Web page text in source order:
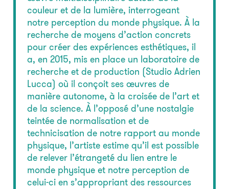
couleur et de la lumière, interrogeant
notre perception du monde physique. À la
recherche de moyens d’action concrets
pour créer des expériences esthétiques, il
a, en 2015, mis en place un laboratoire de
recherche et de production (Studio Adrien
Lucca) où il conçoit ses œuvres de
manière autonome, à la croisée de l’art et
de la science. À l’opposé d’une nostalgie
teintée de normalisation et de
technicisation de notre rapport au monde
physique, l’artiste estime qu’il est possible
de relever l’étrangeté du lien entre le
monde physique et notre perception de
celui-ci en s’appropriant des ressources